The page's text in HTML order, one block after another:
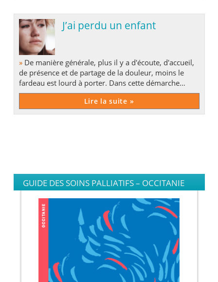
J’ai perdu un enfant
»De manière générale, plus il y a d'écoute, d'accueil,
de présence et de partage de la douleur, moins le
fardeau est lourd à porter. Dans cette démarche
communautaire et solidaire réside la preuve de notre
Lire la suite »
GUIDE DES SOINS PALLIATIFS – OCCITANIE